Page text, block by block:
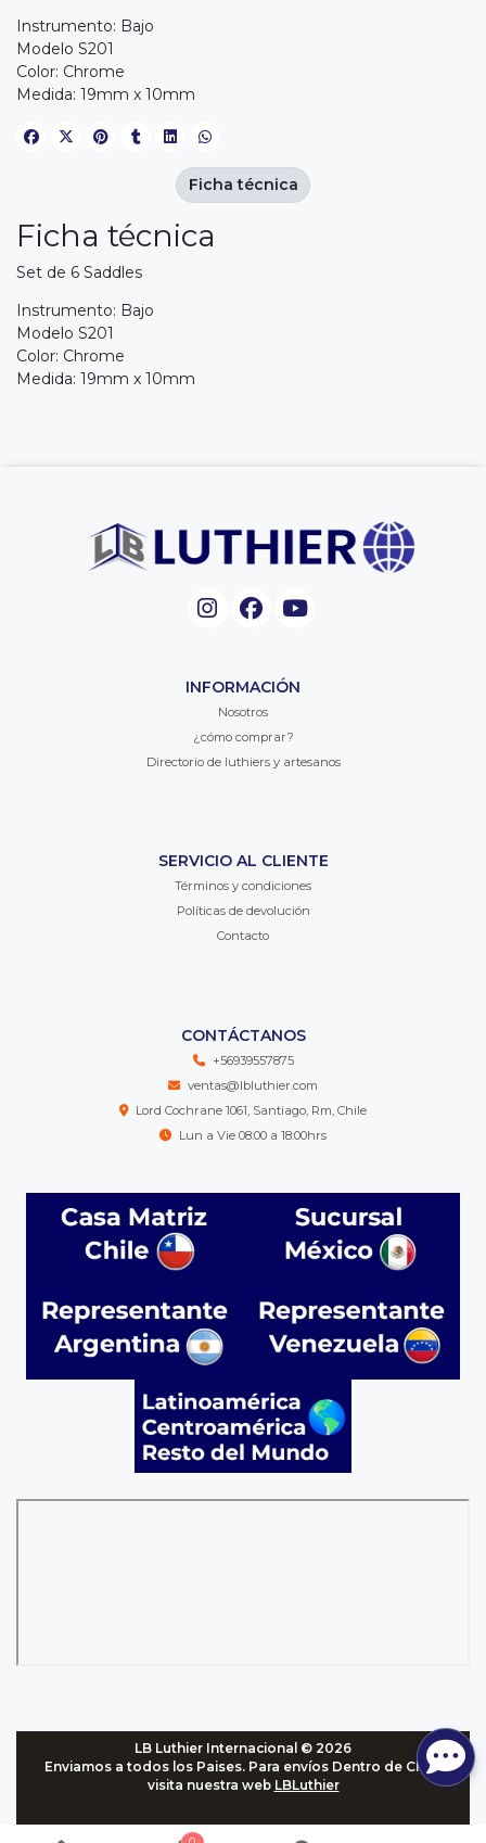
Instrumento: Bajo
Modelo S201
Color: Chrome
Medida: 19mm x 10mm
Ficha técnica
Set de 6 Saddles
Instrumento: Bajo
Modelo S201
Color: Chrome
Medida: 19mm x 10mm
Ficha técnica
INFORMACIÓN
Nosotros
¿cómo comprar?
Directorio de luthiers y artesanos
SERVICIO AL CLIENTE
Términos y condiciones
Políticas de devolución
Contacto
CONTÁCTANOS
+56939557875
ventas@lbluthier.com
Lord Cochrane 1061, Santiago, Rm, Chile
Lun a Vie 08:00 a 18:00hrs
LB Luthier Internacional © 2026
Enviamos a todos los Paises. Para envíos Dentro de Chile,
visita nuestra web LBLuthier